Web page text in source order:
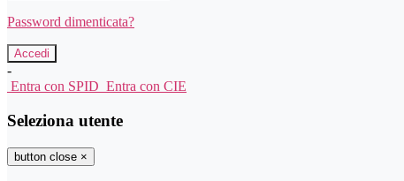
Password dimenticata?
-
Entra con SPID Entra con CIE
Seleziona utente
button close ×